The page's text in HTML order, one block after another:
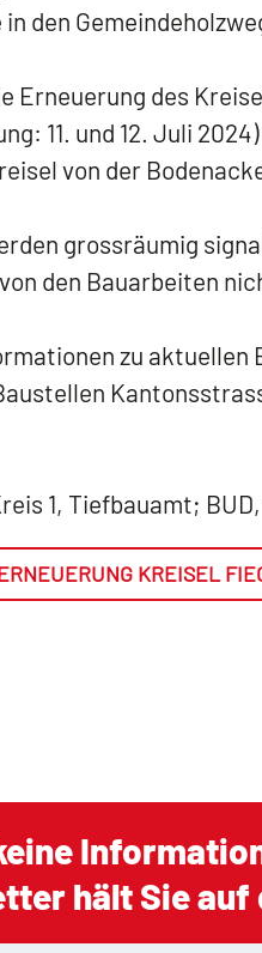
den
Erneuerung des
11. und 12. Juli
von der
grossräumig
den Bauarbeiten
zu aktuellen
1, Tiefbauamt;
KREISEL
hält Sie auf